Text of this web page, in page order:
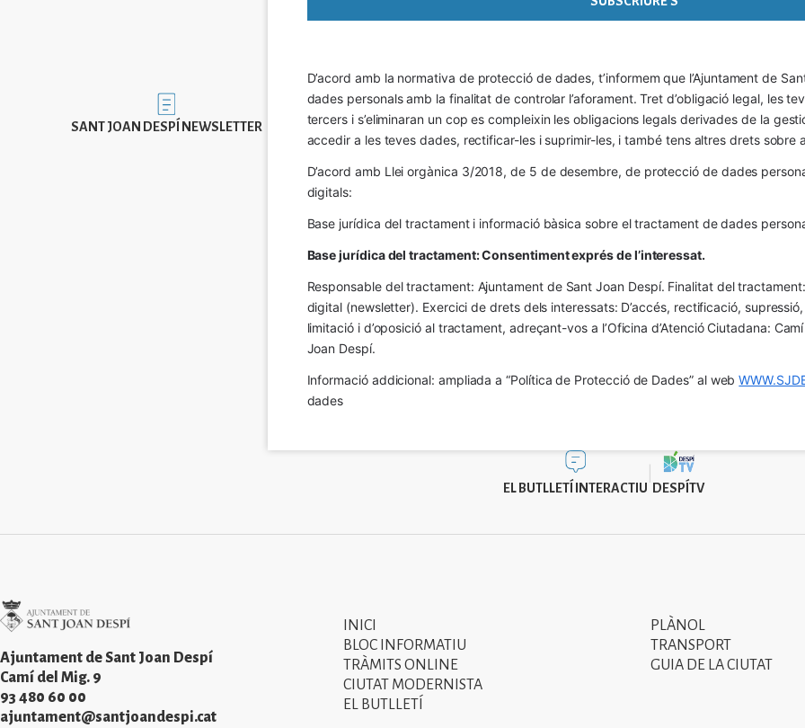
Imatge
SANT JOAN DESPÍ NEWSLETTER
D’acord amb la normativa de protecció de dades, t’informem que l’Ajuntament de
dades personals amb la finalitat de controlar l’aforament. Tret d’obligació legal, les
tercers i s’eliminaran un cop es compleixin les obligacions legals derivades de la
accedir a les teves dades, rectificar-les i suprimir-les, i també tens altres drets sobre
D’acord amb Llei orgànica 3/2018, de 5 de desembre, de protecció de dades
digitals:
Base jurídica del tractament i informació bàsica sobre el tractament de dades
Base jurídica del tractament: Consentiment exprés de l’interessat.
Responsable del tractament: Ajuntament de Sant Joan Despí. Finalitat del
digital (newsletter). Exercici de drets dels interessats: D’accés, rectificació,
limitació i d’oposició al tractament, adreçant-vos a l’Oficina d’Atenció Ciutadana:
Joan Despí.
Informació addicional: ampliada a “Política de Protecció de Dades” al web
dades
EL BUTLLETÍ INTERACTIU DESPÍTV
Imatge
Ajuntament de Sant Joan Despí
Camí del Mig. 9
93 480 60 00
ajuntament@santjoandespi.cat
Primer
menú
INICI
BLOC INFORMATIU
TRÀMITS ONLINE
CIUTAT MODERNISTA
EL BUTLLETÍ
Segon
menú
PLÀNOL
TRANSPORT
GUIA DE LA CIUTAT